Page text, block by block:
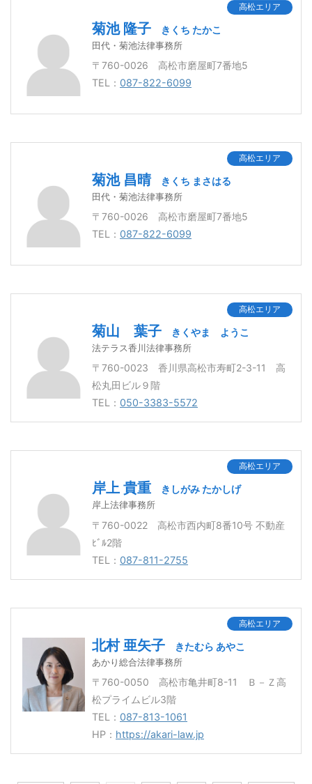
高松エリア
菊池 隆子 きくち たかこ
田代・菊池法律事務所
〒760-0026 高松市磨屋町7番地5
TEL： 087-822-6099
高松エリア
菊池 昌晴 きくち まさはる
田代・菊池法律事務所
〒760-0026 高松市磨屋町7番地5
TEL： 087-822-6099
高松エリア
菊山 葉子 きくやま ようこ
法テラス香川法律事務所
〒760-0023 香川県高松市寿町2-3-11 高
松丸田ビル９階
TEL： 050-3383-5572
高松エリア
岸上 貴重 きしがみ たかしげ
岸上法律事務所
〒760-0022 高松市西内町8番10号 不動産
ﾋﾞﾙ2階
TEL： 087-811-2755
高松エリア
北村 亜矢子 きたむら あやこ
あかり総合法律事務所
〒760-0050 高松市亀井町8-11 Ｂ－Ｚ高
松プライムビル3階
TEL： 087-813-1061
HP： https://akari-law.jp